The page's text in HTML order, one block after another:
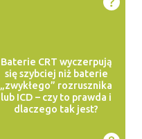
Baterie CRT wyczerpują
się szybciej niż baterie
„zwykłego” rozrusznika
lub ICD – czy to prawda i
dlaczego tak jest?